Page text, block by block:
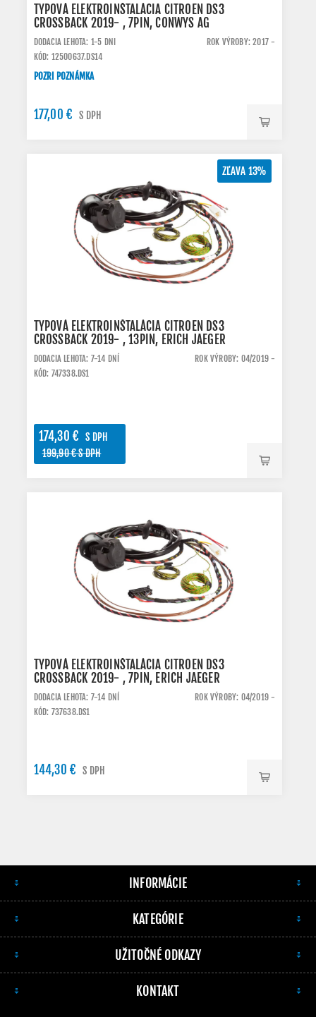
TYPOVÁ ELEKTROINŠTALÁCIA CITROEN DS3
CROSSBACK 2019- , 7PIN, CONWYS AG
DODACIA LEHOTA: 1-5 DNI
ROK VÝROBY: 2017 -
KÓD: 12500637.DS14
POZRI POZNÁMKA
177,00 € S DPH
ZĽAVA 13%
TYPOVÁ ELEKTROINŠTALÁCIA CITROEN DS3
CROSSBACK 2019- , 13PIN, ERICH JAEGER
DODACIA LEHOTA: 7-14 DNÍ
ROK VÝROBY: 04/2019 -
KÓD: 747338.DS1
174,30 €
S DPH
199,90 € S DPH
TYPOVÁ ELEKTROINŠTALÁCIA CITROEN DS3
CROSSBACK 2019- , 7PIN, ERICH JAEGER
DODACIA LEHOTA: 7-14 DNÍ
ROK VÝROBY: 04/2019 -
KÓD: 737638.DS1
144,30 € S DPH
INFORMÁCIE
KATEGÓRIE
UŽITOČNÉ ODKAZY
KONTAKT